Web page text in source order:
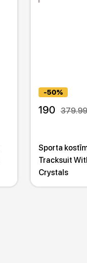
-50%
190 379.99
Sporta
Tracksuit
Crystals